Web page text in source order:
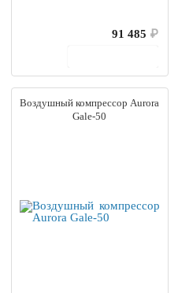
91 485 ₽
Воздушный компрессор Aurora
Gale-50